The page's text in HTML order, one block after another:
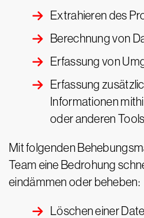
Extrahieren des
Berechnung von
Erfassung von
Erfassung
Informationen
oder anderen Tools
Mit folgenden
Team eine Bedrohung
eindämmen oder beheben:
Löschen einer